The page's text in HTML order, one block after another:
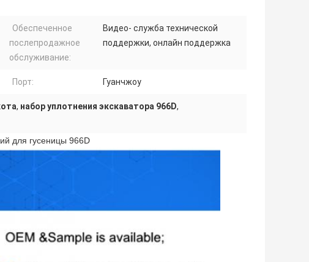
Обеспеченное
послепродажное
обслуживание:
Видео- служба технической
поддержки, онлайн поддержка
Порт: Гуанчжоу
, набор уплотнения экскаватора 966D,
для гусеницы 966D